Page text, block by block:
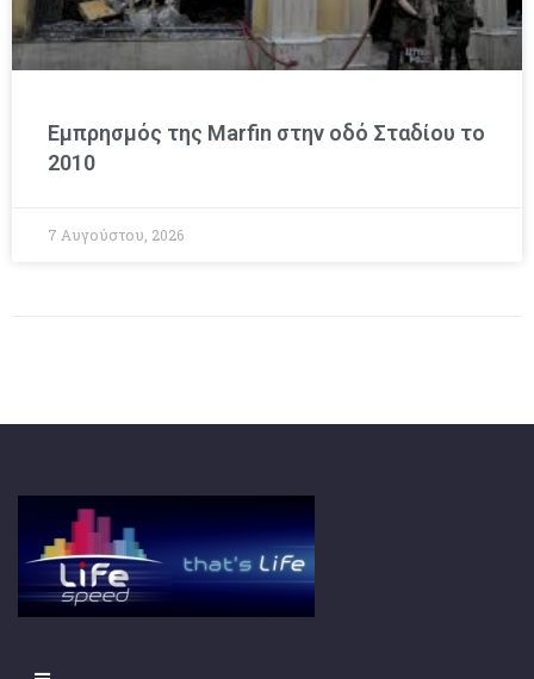
Εμπρησμός της Marfin στην οδό Σταδίου το
2010
7 Αυγούστου, 2026